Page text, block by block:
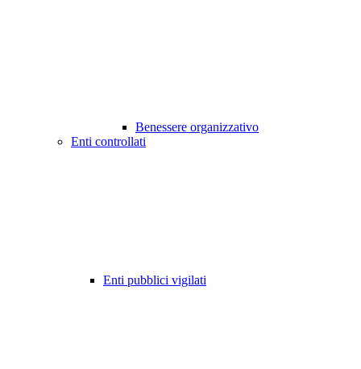
Benessere organizzativo
Enti controllati
Enti pubblici vigilati